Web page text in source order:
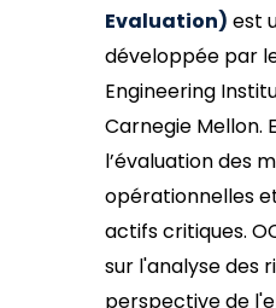
Evaluation) est
développée par
Engineering
Carnegie Mellon.
l’évaluation des
opérationnelles
actifs critiques.
sur l'analyse des
perspective de